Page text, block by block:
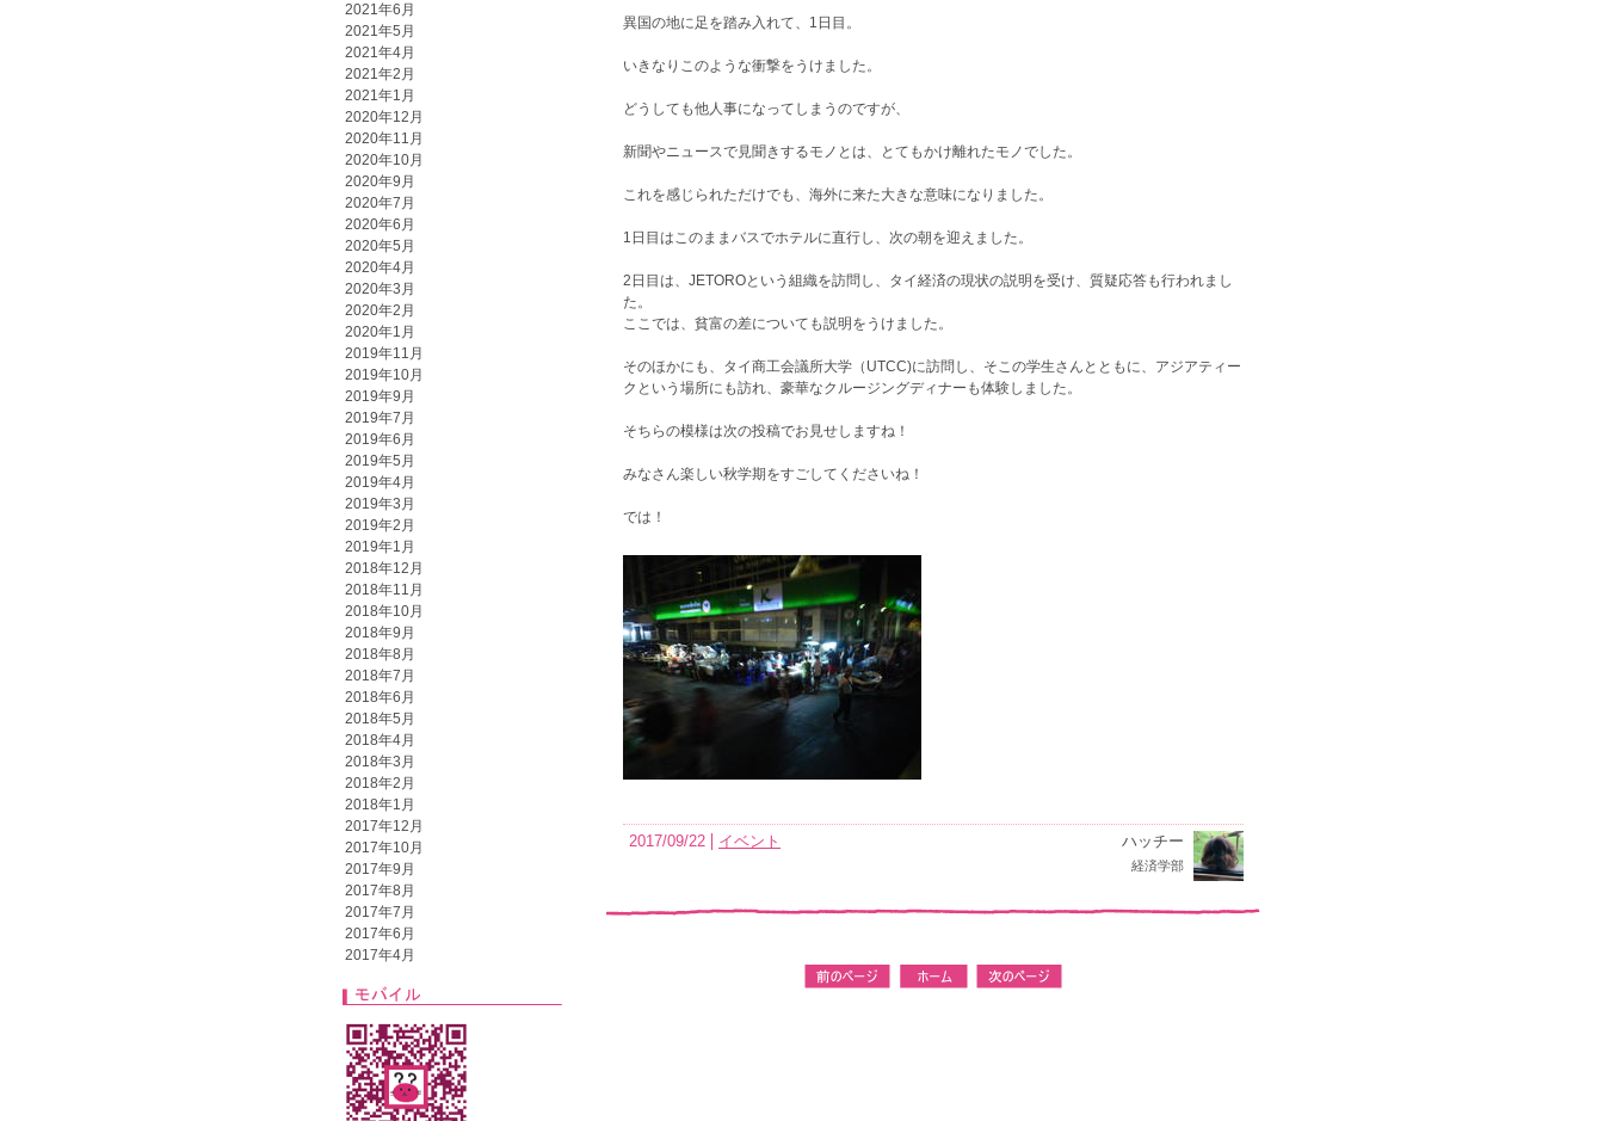
異国の地に足を踏み入れて、1日目。
いきなりこのような衝撃をうけました。
どうしても他人事になってしまうのですが、
新聞やニュースで見聞きするモノとは、とてもかけ離れたモノでした。
これを感じられただけでも、海外に来た大きな意味になりました。
1日目はこのままバスでホテルに直行し、次の朝を迎えました。
2日目は、JETOROという組織を訪問し、タイ経済の現状の説明を受け、質疑応答も行われまし
た。
ここでは、貧富の差についても説明をうけました。
そのほかにも、タイ商工会議所大学（UTCC)に訪問し、そこの学生さんとともに、アジアティー
クという場所にも訪れ、豪華なクルージングディナーも体験しました。
そちらの模様は次の投稿でお見せしますね！
みなさん楽しい秋学期をすごしてくださいね！
では！
2017/09/22 イベント ハッチー
経済学部
2021年6月
2021年5月
2021年4月
2021年2月
2021年1月
2020年12月
2020年11月
2020年10月
2020年9月
2020年7月
2020年6月
2020年5月
2020年4月
2020年3月
2020年2月
2020年1月
2019年11月
2019年10月
2019年9月
2019年7月
2019年6月
2019年5月
2019年4月
2019年3月
2019年2月
2019年1月
2018年12月
2018年11月
2018年10月
2018年9月
2018年8月
2018年7月
2018年6月
2018年5月
2018年4月
2018年3月
2018年2月
2018年1月
2017年12月
2017年10月
2017年9月
2017年8月
2017年7月
2017年6月
2017年4月